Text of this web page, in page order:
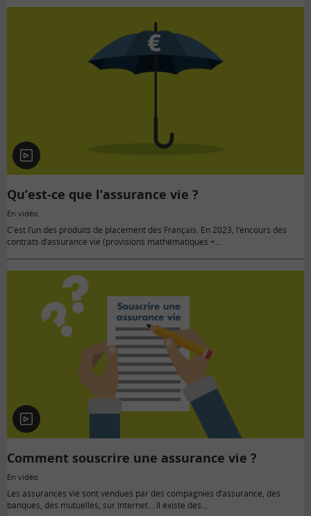
En
vidéo
Qu’est-ce que l’assurance vie ?
En vidéo
C’est l’un des produits de placement des Français. En 2023, l’encours des
contrats d’assurance vie (provisions mathématiques +…
En
vidéo
Comment souscrire une assurance vie ?
En vidéo
Les assurances vie sont vendues par des compagnies d’assurance, des
banques, des mutuelles, sur Internet… Il existe des…